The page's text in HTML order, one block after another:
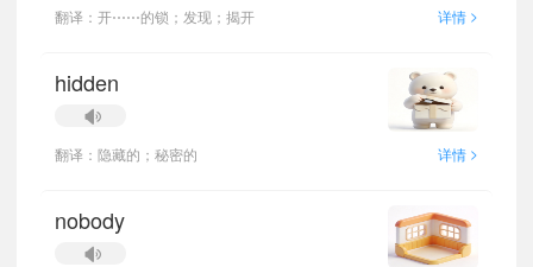
翻译：开⋯⋯的锁；发现；揭开 详情 >
hidden
翻译：隐藏的；秘密的 详情 >
nobody